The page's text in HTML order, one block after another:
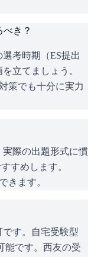
き？
考時期（ES提出
立てましょう。
策でも十分に実力
際の出題形式に慣
すめします。
きます。
す。自宅受験型
能です。西友の受